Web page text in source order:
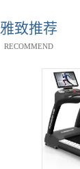
雅致推荐
RECOMMEND